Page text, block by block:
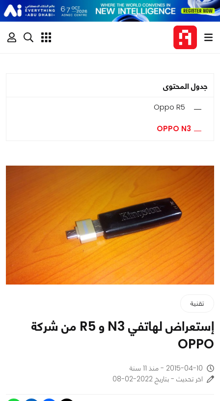
جدول المحتوى
OPPO N3
تقنية
إستعراض لهاتفي N3 و R5 من شركة
OPPO
2015-04-10 - منذ 11 سنة
اخر تحديث - بتاريخ 2022-02-08